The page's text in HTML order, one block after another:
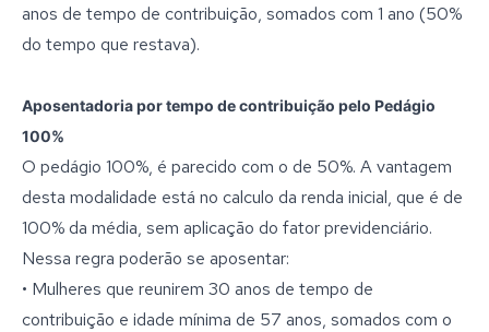
anos de tempo de contribuição, somados com 1 ano (50%
do tempo que restava).
Aposentadoria por tempo de contribuição pelo Pedágio
100%
O pedágio 100%, é parecido com o de 50%. A vantagem
desta modalidade está no calculo da renda inicial, que é de
100% da média, sem aplicação do fator previdenciário.
Nessa regra poderão se aposentar:
• Mulheres que reunirem 30 anos de tempo de
contribuição e idade mínima de 57 anos, somados com o